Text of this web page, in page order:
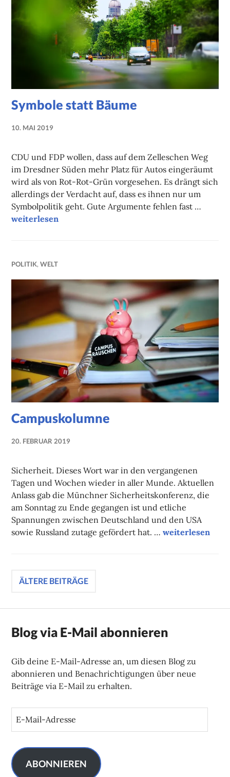
Symbole statt Bäume
10. MAI 2019
CDU und FDP wollen, dass auf dem Zelleschen Weg
im Dresdner Süden mehr Platz für Autos eingeräumt
wird als von Rot-Rot-Grün vorgesehen. Es drängt sich
allerdings der Verdacht auf, dass es ihnen nur um
Symbolpolitik geht. Gute Argumente fehlen fast …
Symbole statt Bäume
weiterlesen
POLITIK,WELT
Campuskolumne
20. FEBRUAR 2019
Sicherheit. Dieses Wort war in den vergangenen
Tagen und Wochen wieder in aller Munde. Aktuellen
Anlass gab die Münchner Sicherheitskonferenz, die
am Sonntag zu Ende gegangen ist und etliche
Spannungen zwischen Deutschland und den USA
sowie Russland zutage gefördert hat. …Campuskolumne
weiterlesen
Beitragsnavigation
ÄLTERE BEITRÄGE
Blog via E-Mail abonnieren
Gib deine E-Mail-Adresse an, um diesen Blog zu
abonnieren und Benachrichtigungen über neue
Beiträge via E-Mail zu erhalten.
i
l
ABONNIEREN